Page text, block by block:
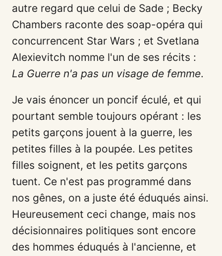
autre regard que celui de Sade ; Becky
Chambers raconte des soap-opéra qui
concurrencent Star Wars ; et Svetlana
Alexievitch nomme l'un de ses récits :
La Guerre n'a pas un visage de femme.
Je vais énoncer un poncif éculé, et qui
pourtant semble toujours opérant : les
petits garçons jouent à la guerre, les
petites filles à la poupée. Les petites
filles soignent, et les petits garçons
tuent. Ce n'est pas programmé dans
nos gênes, on a juste été éduqués ainsi.
Heureusement ceci change, mais nos
décisionnaires politiques sont encore
des hommes éduqués à l'ancienne, et